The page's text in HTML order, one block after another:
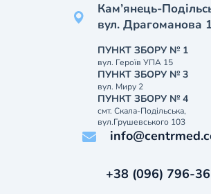
Кам’янець-
вул. Драгоманова
ПУНКТ ЗБОРУ № 1
вул. Героїв УПА 15
ПУНКТ ЗБОРУ № 3
вул. Миру 2
ПУНКТ ЗБОРУ № 4
смт. Скала-Подільська,
вул.Грушевського 103
+38 (096) 796-